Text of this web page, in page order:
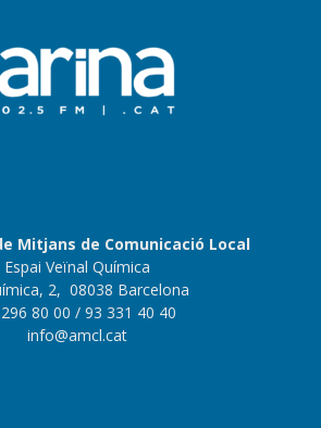
Mitjans de Comunicació Local
Espai Veïnal Química
2, 08038 Barcelona
80 00 / 93 331 40 40
info@amcl.cat